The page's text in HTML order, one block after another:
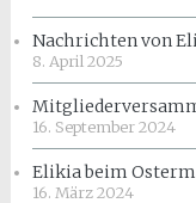
Nachrichten von
8. April 2025
16. September 2024
Elikia beim
16. März 2024